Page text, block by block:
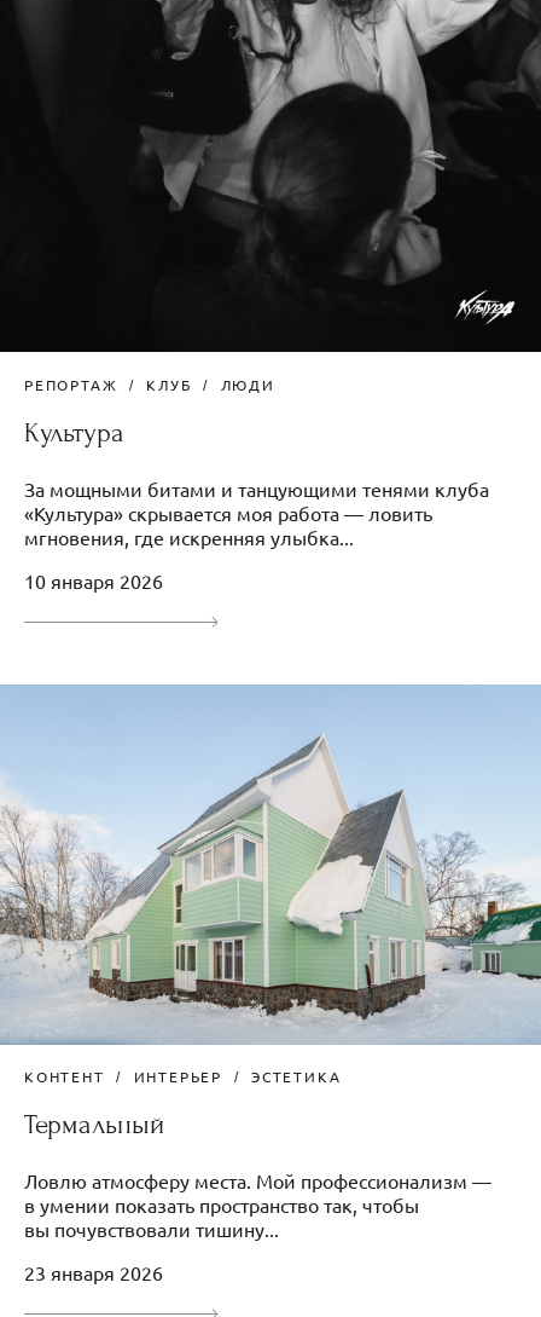
РЕПОРТАЖ КЛУБ ЛЮДИ
Культура
За мощными битами и танцующими тенями клуба
«Культура» скрывается моя работа — ловить
мгновения, где искренняя улыбка...
10 января 2026
КОНТЕНТ ИНТЕРЬЕР ЭСТЕТИКА
Термальный
Ловлю атмосферу места. Мой профессионализм —
в умении показать пространство так, чтобы
вы почувствовали тишину...
23 января 2026